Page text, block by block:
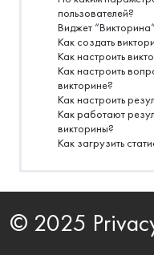
пользователей?
Виджет “Викторина”
Как создать
Как настроить
Как настроить
викторине?
Как настроить
Как работают
викторины?
Как загрузить
© 2025